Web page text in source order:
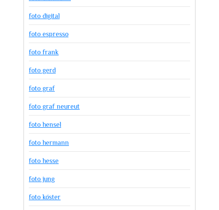
foto digital
foto espresso
foto frank
foto gerd
foto graf
foto graf neureut
foto hensel
foto hermann
foto hesse
foto jung
foto köster